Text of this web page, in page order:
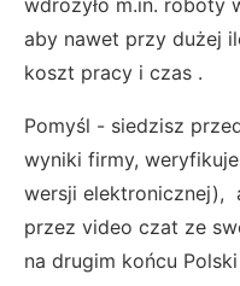
aby nawet przy dużej
koszt pracy i czas .
Pomyśl - siedzisz
wyniki firmy,
wersji elektronicznej),
przez video czat ze
na drugim końcu